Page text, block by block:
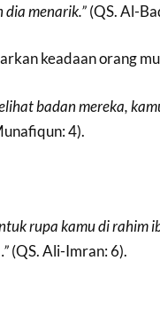
menarik.”(QS. Al-
keadaan orang
badan mereka,
4).
rupa kamu di rahim
(QS. Ali-Imran: 6).